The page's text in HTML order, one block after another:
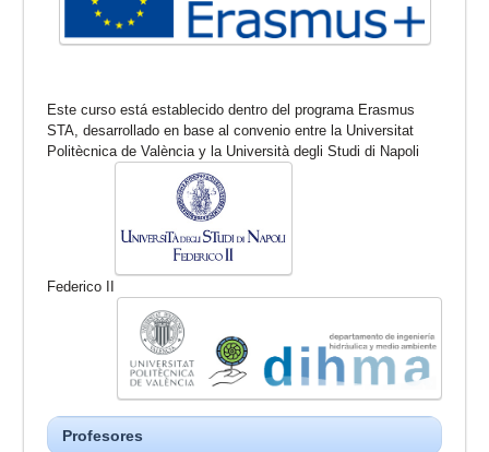
Este curso está establecido dentro del programa Erasmus
STA, desarrollado en base al convenio entre la Universitat
Politècnica de València y la Università degli Studi di Napoli
Federico II
Profesores